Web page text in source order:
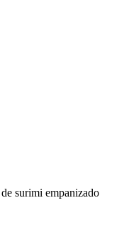
surimi empanizado